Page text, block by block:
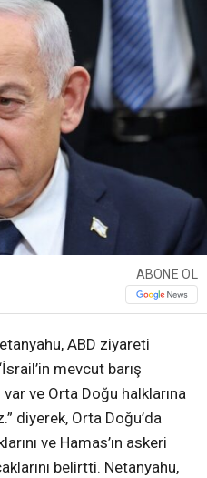
ABONE OL
ABD ziyareti
mevcut barış
ve Orta Doğu halklarına
diyerek, Orta Doğu’da
ve Hamas’ın askeri
belirtti. Netanyahu,